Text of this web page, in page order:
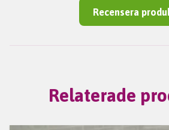
Recensera
Relaterade